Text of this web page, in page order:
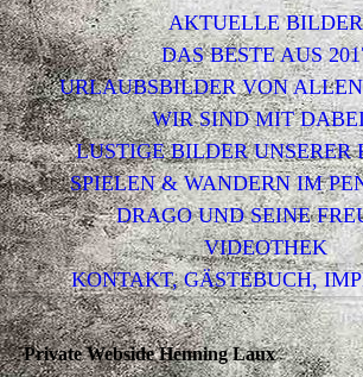
AKTUELLE BILDER
DAS BESTE AUS
URLAUBSBILDER VON
WIR SIND MIT
LUSTIGE BILDER UNSERER
SPIELEN & WANDERN IM
DRAGO UND SEINE
VIDEOTHEK
KONTAKT, GÄSTEBUCH,
Private Webside Henning Laux